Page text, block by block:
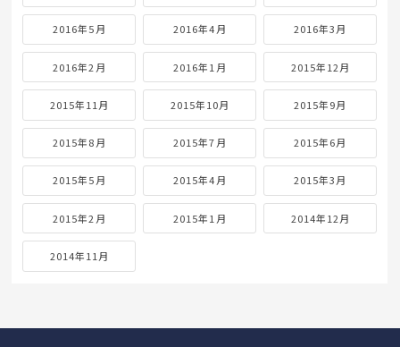
2016年5月 2016年4月 2016年3月
2016年2月 2016年1月 2015年12月
2015年11月 2015年10月 2015年9月
2015年8月 2015年7月 2015年6月
2015年5月 2015年4月 2015年3月
2015年2月 2015年1月 2014年12月
2014年11月